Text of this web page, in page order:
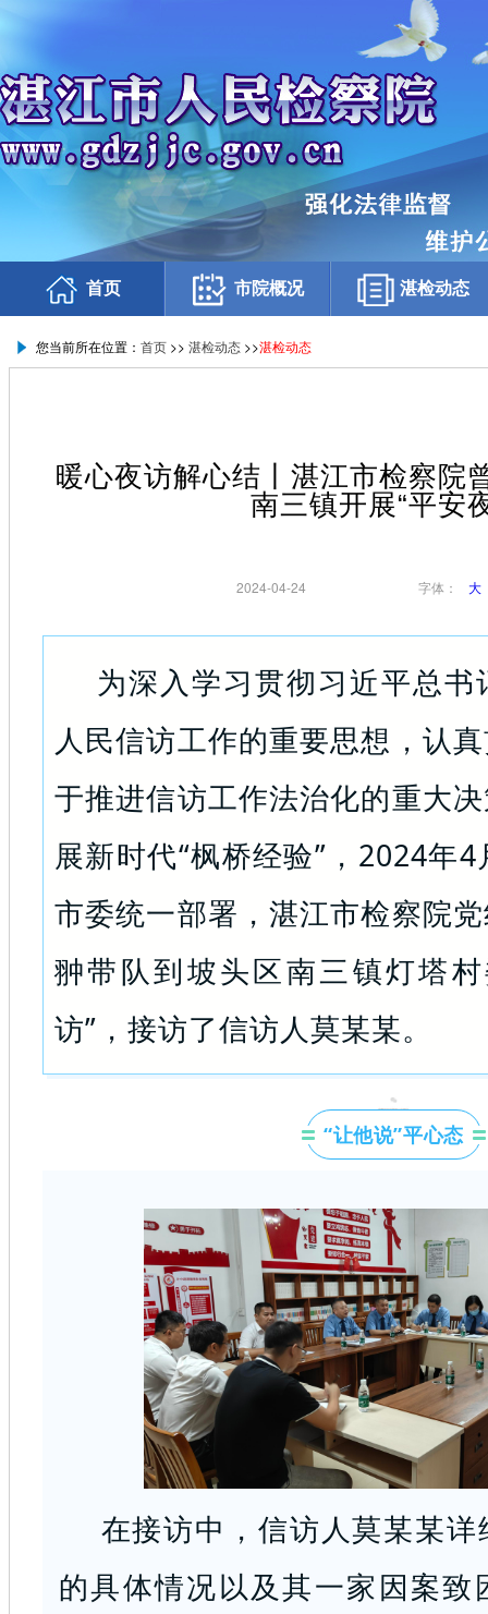
首页 市院概况 湛检动态
您当前所在位置： 首页>> 湛检动态>>湛检动态
暖心夜访解心结丨湛江市检察院
南三镇开展“平安
2024-04-24 字体： 大
为深入学习贯彻习近平总
人民信访工作的重要思想，认
于推进信访工作法治化的重大
展新时代“枫桥经验”，2024年
市委统一部署，湛江市检察院
翀带队到坡头区南三镇灯塔
访”，接访了信访人莫某某。
“让他说”平心态
在接访中，信访人莫某某
的具体情况以及其一家因案致